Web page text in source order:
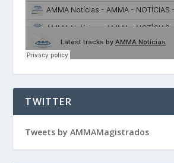
TWITTER
Tweets by AMMAMagistrados